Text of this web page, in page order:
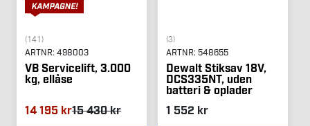
(141)
ARTNR: 498003
VB Servicelift, 3.000
kg, ellåse
14 195 kr15 430 kr
(3)
ARTNR: 548655
Dewalt Stiksav 18V,
DCS335NT, uden
batteri & oplader
1 552 kr